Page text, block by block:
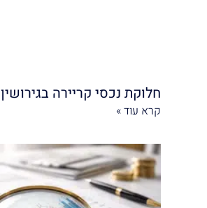
חלוקת נכסי קריירה בגירושין
קרא עוד »